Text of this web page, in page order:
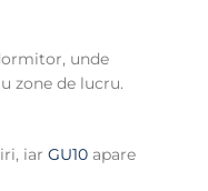
unde
zone de lucru.
iar GU10 apare